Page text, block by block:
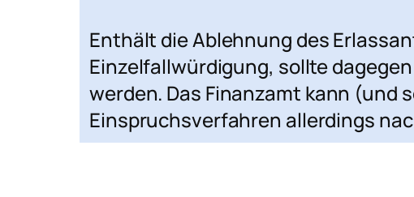
Enthält die Ablehnung des
Einzelfallwürdigung, sollte dagegen
werden. Das Finanzamt kann (und
Einspruchsverfahren allerdings